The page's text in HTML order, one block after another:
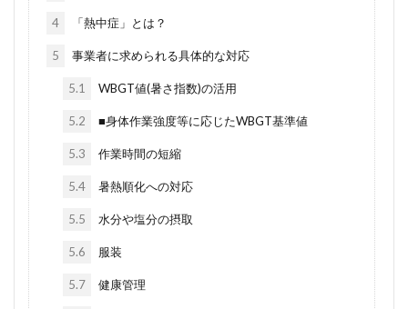
4 「熱中症」とは？
5 事業者に求められる具体的な対応
5.1 WBGT値(暑さ指数)の活用
5.2 ■身体作業強度等に応じたWBGT基準値
5.3 作業時間の短縮
5.4 暑熱順化への対応
5.5 水分や塩分の摂取
5.6 服装
5.7 健康管理